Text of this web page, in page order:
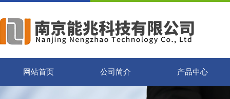
网站首页 公司简介 产品中心